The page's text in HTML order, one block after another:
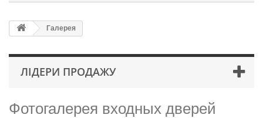
Галерея
ЛІДЕРИ ПРОДАЖУ
Фотогалерея входных дверей